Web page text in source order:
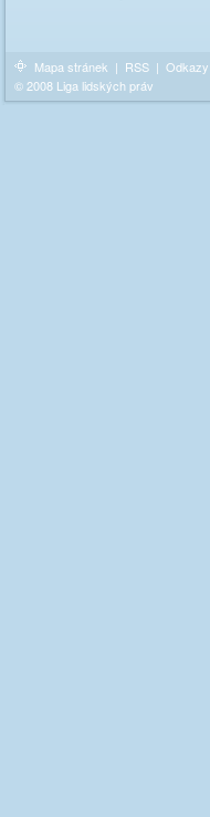
Mapa stránek | RSS | Odkazy
© 2008 Liga lidských práv